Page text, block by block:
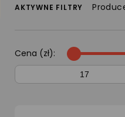
AKTYWNE FILTRY
Cena (zł):